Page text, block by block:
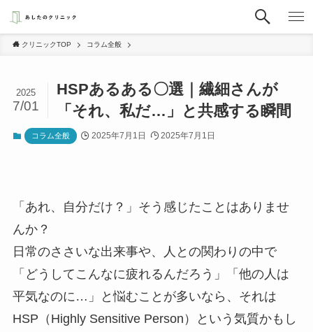
クリニックTOP コラム全般
HSPあるある〇選｜繊細さんが
「それ、私だ…」と共感する瞬間
2025
7/01
コラム全般 2025年7月1日 2025年7月1日
「あれ、自分だけ？」そう感じたことはありませ
んか？
日常のささいな出来事や、人との関わりの中で
「どうしてこんなに疲れるんだろう」「他の人は
平気なのに…」と悩むことが多いなら、それは
HSP（Highly Sensitive Person）という気質かもし